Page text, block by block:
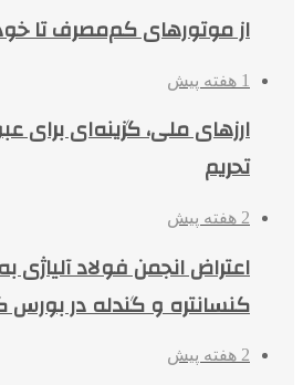
از موتورهای کم‌مصرف تا
1 هفته پیش
ارزهای ملی، گزینه‌ای برای
تحریم
2 هفته پیش
اعتراض انجمن فولاد
کنسانتره و گندله در بورس
2 هفته پیش